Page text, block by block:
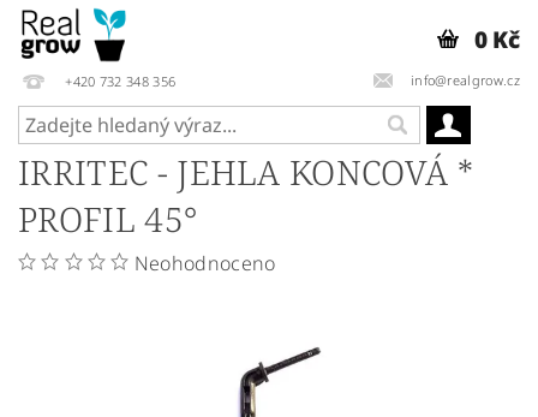
+420 732 348 356 info@realgrow.cz
0 Kč
IRRITEC - JEHLA KONCOVÁ *
PROFIL 45°
Neohodnoceno